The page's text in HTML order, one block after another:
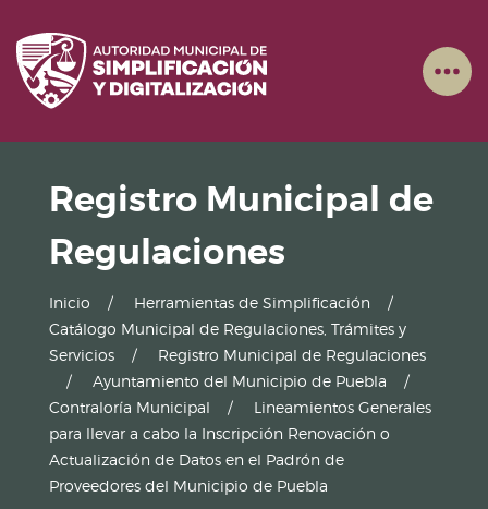
Registro Municipal de
Regulaciones
Inicio
Herramientas de Simplificación
Catálogo Municipal de Regulaciones, Trámites y
Servicios
Registro Municipal de Regulaciones
Ayuntamiento del Municipio de Puebla
Contraloría Municipal
Lineamientos Generales
para llevar a cabo la Inscripción Renovación o
Actualización de Datos en el Padrón de
Proveedores del Municipio de Puebla